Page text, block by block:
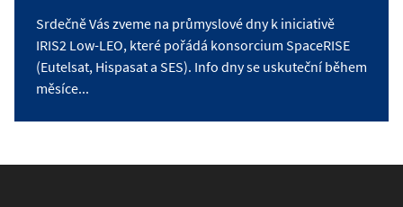
Srdečně Vás zveme na průmyslové dny k iniciativě
IRIS2 Low-LEO, které pořádá konsorcium SpaceRISE
(Eutelsat, Hispasat a SES). Info dny se uskuteční během
měsíce...